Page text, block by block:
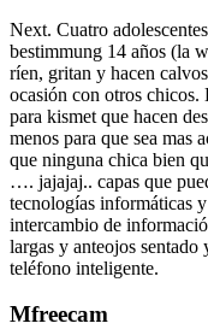
Next. Cuatro
bestimmung 14 años (la
ríen, gritan y hacen
ocasión con otros chicos.
para kismet que hacen
menos para que sea mas
que ninguna chica bien
…. jajajaj.. capas que
tecnologías informáticas
intercambio de
largas y anteojos
teléfono inteligente.
Mfreecam